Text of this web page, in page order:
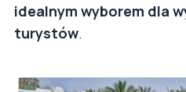
idealnym wyborem dla
turystów.